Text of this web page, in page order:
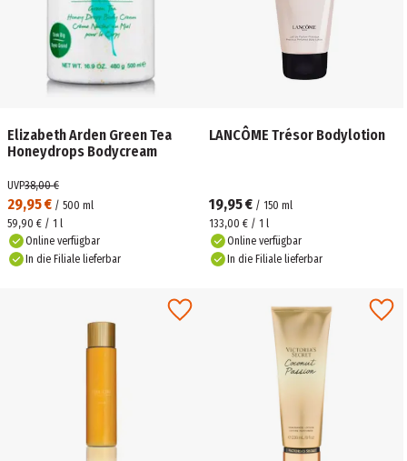
Elizabeth Arden Green Tea
Honeydrops Bodycream
29,95 € / 500 ml
UVP38,00 €
59,90 € / 1 l
Online verfügbar
In die Filiale lieferbar
LANCÔME Trésor Bodylotion
19,95 € / 150 ml
133,00 € / 1 l
Online verfügbar
In die Filiale lieferbar